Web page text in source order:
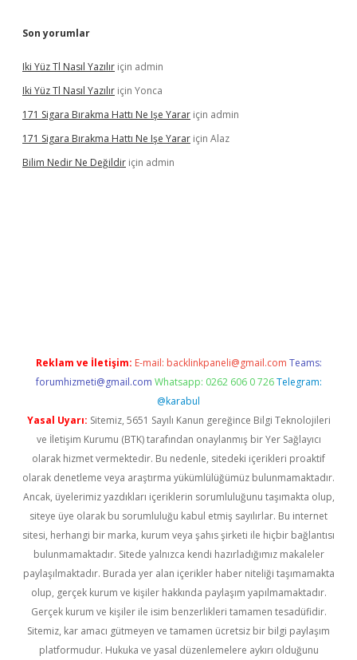
Son yorumlar
Iki Yüz Tl Nasıl Yazılır için admin
Iki Yüz Tl Nasıl Yazılır için Yonca
171 Sigara Bırakma Hattı Ne Işe Yarar için admin
171 Sigara Bırakma Hattı Ne Işe Yarar için Alaz
Bilim Nedir Ne Değildir için admin
Reklam ve İletişim: E-mail: backlinkpaneli@gmail.com Teams:
forumhizmeti@gmail.com Whatsapp: 0262 606 0 726 Telegram:
@karabul
Yasal Uyarı: Sitemiz, 5651 Sayılı Kanun gereğince Bilgi Teknolojileri
ve İletişim Kurumu (BTK) tarafından onaylanmış bir Yer Sağlayıcı
olarak hizmet vermektedir. Bu nedenle, sitedeki içerikleri proaktif
olarak denetleme veya araştırma yükümlülüğümüz bulunmamaktadır.
Ancak, üyelerimiz yazdıkları içeriklerin sorumluluğunu taşımakta olup,
siteye üye olarak bu sorumluluğu kabul etmiş sayılırlar. Bu internet
sitesi, herhangi bir marka, kurum veya şahıs şirketi ile hiçbir bağlantısı
bulunmamaktadır. Sitede yalnızca kendi hazırladığımız makaleler
paylaşılmaktadır. Burada yer alan içerikler haber niteliği taşımamakta
olup, gerçek kurum ve kişiler hakkında paylaşım yapılmamaktadır.
Gerçek kurum ve kişiler ile isim benzerlikleri tamamen tesadüfidir.
Sitemiz, kar amacı gütmeyen ve tamamen ücretsiz bir bilgi paylaşım
platformudur. Hukuka ve yasal düzenlemelere aykırı olduğunu